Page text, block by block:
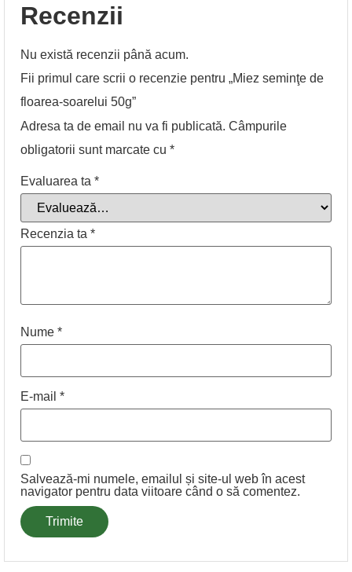
Recenzii
Nu există recenzii până acum.
Fii primul care scrii o recenzie pentru „Miez seminţe de
floarea-soarelui 50g”
Adresa ta de email nu va fi publicată. Câmpurile
obligatorii sunt marcate cu *
Evaluarea ta *
Recenzia ta *
Nume *
E-mail *
Salvează-mi numele, emailul și site-ul web în acest
navigator pentru data viitoare când o să comentez.